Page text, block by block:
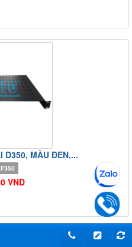
D350, MÀU ĐEN,...
VND